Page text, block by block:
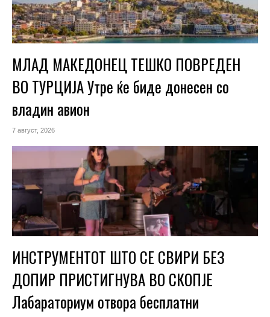
МЛАД МАКЕДОНЕЦ ТЕШКО ПОВРЕДЕН
ВО ТУРЦИЈА Утре ќе биде донесен со
владин авион
7 август, 2026
ИНСТРУМЕНТОТ ШТО СЕ СВИРИ БЕЗ
ДОПИР ПРИСТИГНУВА ВО СКОПЈЕ
Лабараториум отвора бесплатни